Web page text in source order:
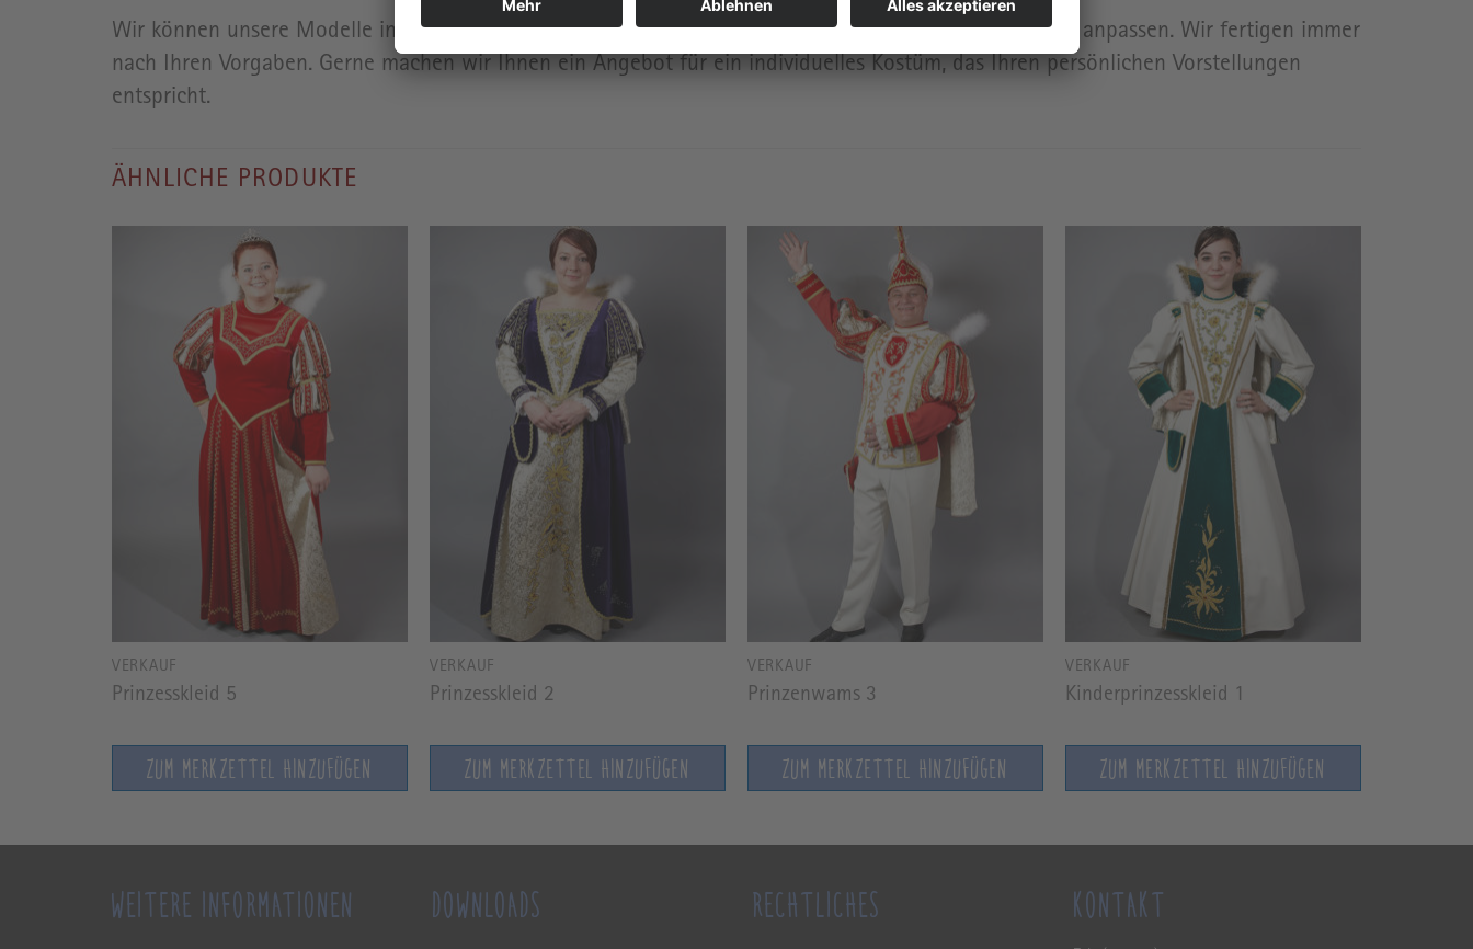
Wir können unsere Modelle in jeglicher Form an Ihre Kundenwünsche (Material, Stickerei, Besatz, etc.) anpassen. Wir fertigen immer
nach Ihren Vorgaben. Gerne machen wir Ihnen ein Angebot für ein individuelles Kostüm, das Ihren persönlichen Vorstellungen
entspricht.
ÄHNLICHE PRODUKTE
VERKAUF
Prinzesskleid 5
ZUM MERKZETTEL HINZUFÜGEN
VERKAUF
Prinzesskleid 2
ZUM MERKZETTEL HINZUFÜGEN
VERKAUF
Prinzenwams 3
ZUM MERKZETTEL HINZUFÜGEN
VERKAUF
Kinderprinzesskleid 1
ZUM MERKZETTEL HINZUFÜGEN
WEITERE INFORMATIONEN DOWNLOADS RECHTLICHES KONTAKT